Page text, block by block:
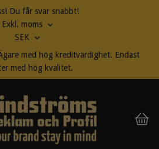
Du får svar snabbt!
Exkl. moms
SEK
med hög kreditvärdighet. Endast
med hög kvalitet.